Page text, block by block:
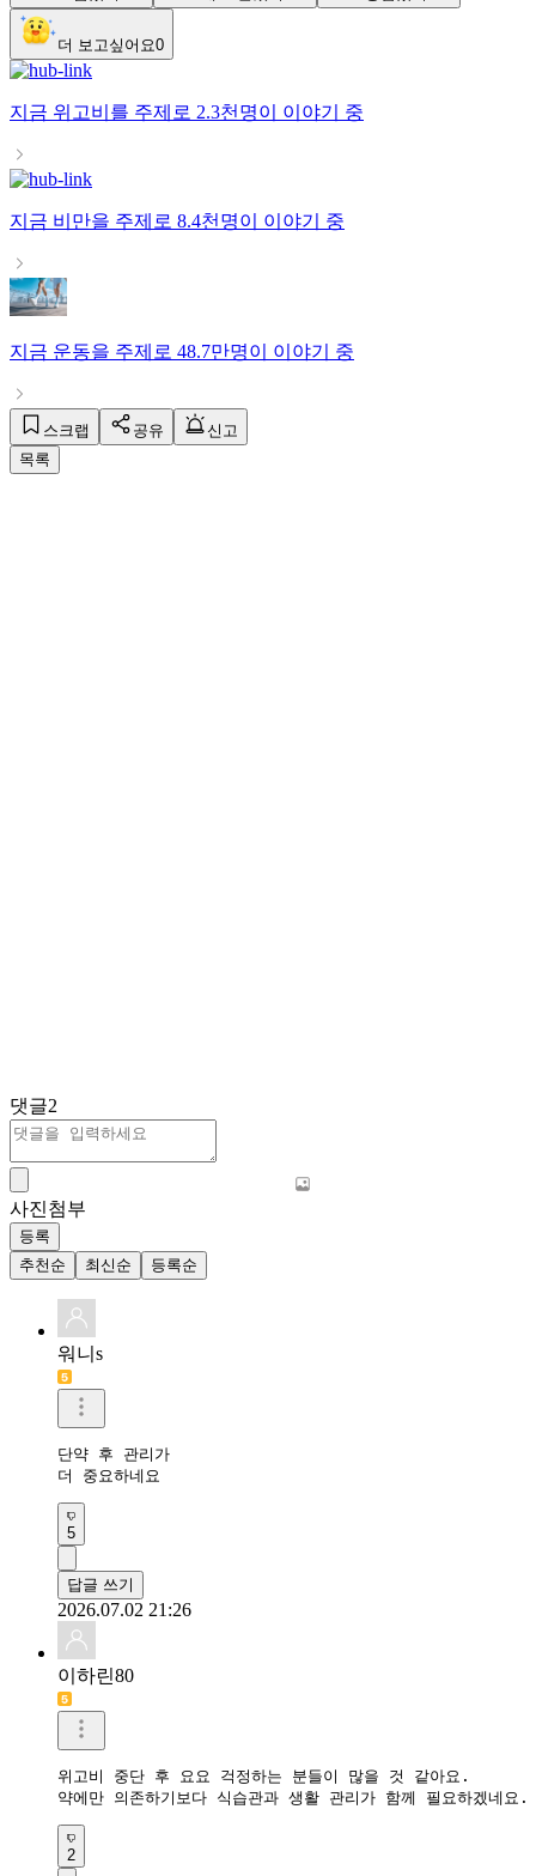
더 보고싶어요0
지금 위고비 를 주제로 2.3천명이 이야기 중
지금 비만을 주제로 8.4천명이 이야기 중
지금 운동을 주제로 48.7만명이 이야기 중
스크랩 공유
신고
목록
댓글2
사진첨부
등록
추천순
최신순 등록순
워니s
단약 후 관리가
더 중요하네요
5
답글 쓰기
2026.07.02 21:26
이하린80
위고비 중단 후 요요 걱정하는 분들이 많을 것 같아요.
2